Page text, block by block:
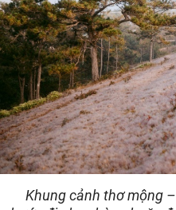
Khung cảnh thơ mộng